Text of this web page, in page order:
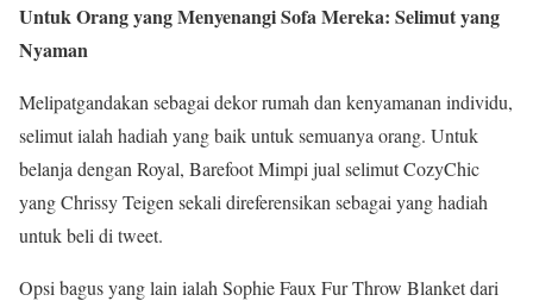
Untuk Orang yang Menyenangi Sofa Mereka: Selimut yang
Nyaman
Melipatgandakan sebagai dekor rumah dan kenyamanan individu,
selimut ialah hadiah yang baik untuk semuanya orang. Untuk
belanja dengan Royal, Barefoot Mimpi jual selimut CozyChic
yang Chrissy Teigen sekali direferensikan sebagai yang hadiah
untuk beli di tweet.
Opsi bagus yang lain ialah Sophie Faux Fur Throw Blanket dari